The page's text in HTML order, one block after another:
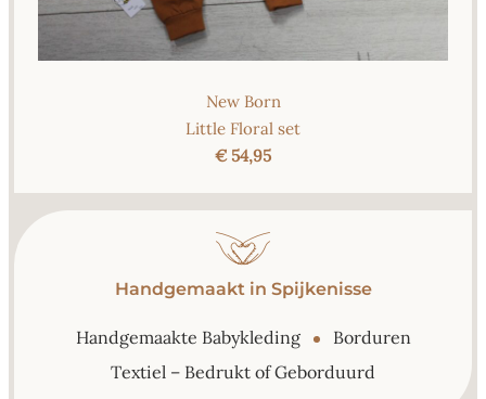
New Born
Little Floral set
€ 54,95
Handgemaakt in Spijkenisse
Handgemaakte Babykleding
Borduren
Textiel – Bedrukt of Geborduurd